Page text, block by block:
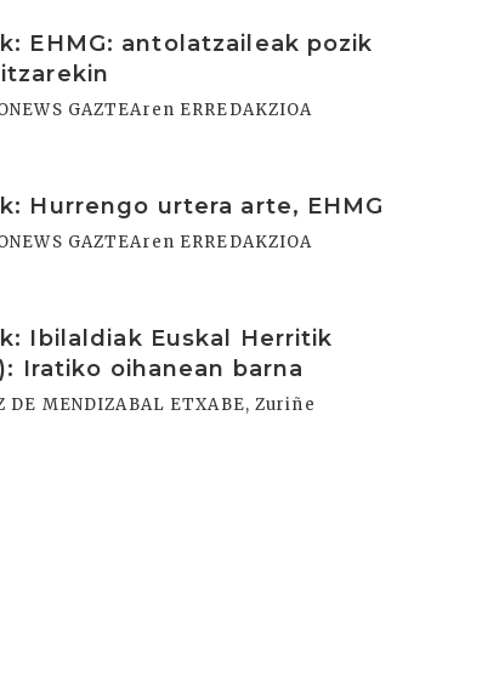
EHMG: antolatzaileak pozik
GAZTEAren ERREDAKZIOA
Hurrengo urtera arte, EHMG
GAZTEAren ERREDAKZIOA
Ibilaldiak Euskal Herritik
Iratiko oihanean barna
DE MENDIZABAL ETXABE, Zuriñe